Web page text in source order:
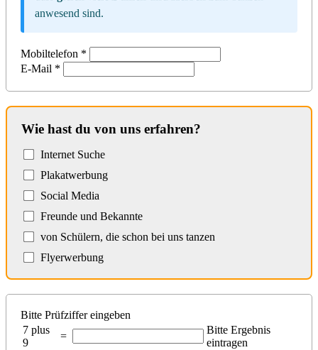
anwesend sind.
Mobiltelefon *
E-Mail *
Wie hast du von uns erfahren?
Internet Suche
Plakatwerbung
Social Media
Freunde und Bekannte
von Schülern, die schon bei uns tanzen
Flyerwerbung
Bitte Prüfziffer eingeben
7 plus
9
=
Bitte Ergebnis
eintragen